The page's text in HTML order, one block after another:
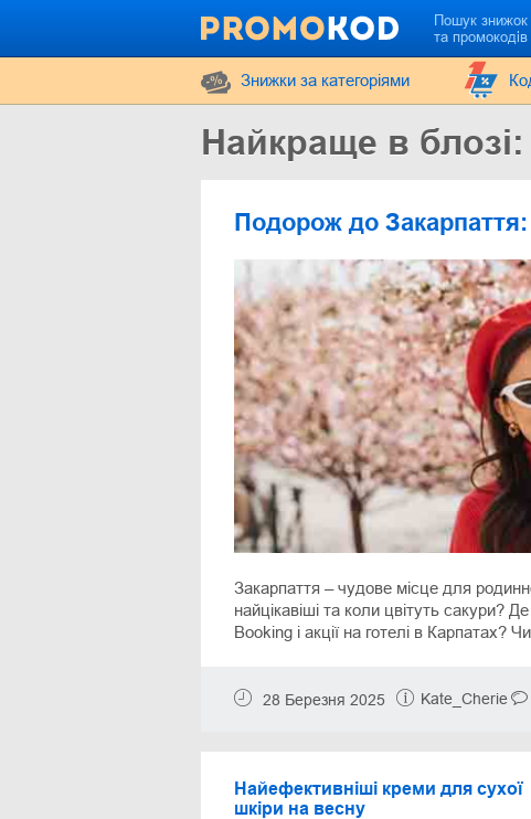
Пошук знижок
та промокодів
Знижки за категоріями
Найкраще в
Подорож до
Закарпаття – чудове місце для
найцікавіші та коли цвітуть сакури?
Booking і акції на готелі в Карпатах?
28 Березня 2025 Kate_Cherie
Найефективніші креми для сухої
шкіри на весну